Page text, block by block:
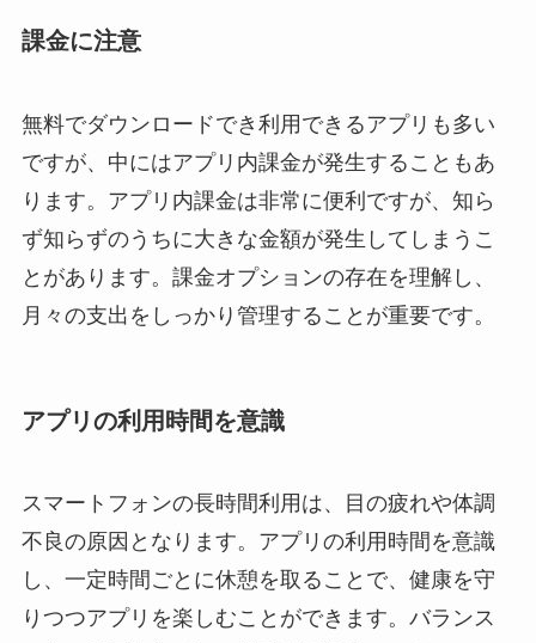
課金に注意
無料でダウンロードでき利用できるアプリも多い
ですが、中にはアプリ内課金が発生することもあ
ります。アプリ内課金は非常に便利ですが、知ら
ず知らずのうちに大きな金額が発生してしまうこ
とがあります。課金オプションの存在を理解し、
月々の支出をしっかり管理することが重要です。
アプリの利用時間を意識
スマートフォンの長時間利用は、目の疲れや体調
不良の原因となります。アプリの利用時間を意識
し、一定時間ごとに休憩を取ることで、健康を守
りつつアプリを楽しむことができます。バランス